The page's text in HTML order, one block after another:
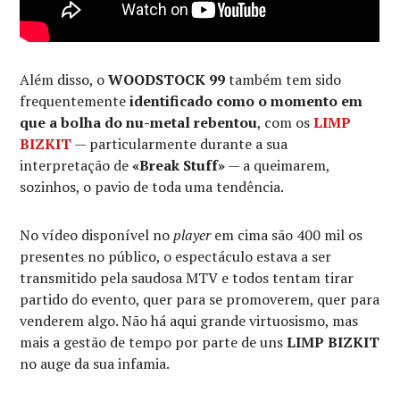
Além disso, oWOODSTOCK 99também tem sido
frequentementeidentificado como o momento em
que a bolha do nu-metal rebentou, com osLIMP
BIZKIT— particularmente durante a sua
interpretação de«Break Stuff»— a queimarem,
sozinhos, o pavio de toda uma tendência.
No vídeo disponível noplayerem cima são 400 mil os
presentes no público, o espectáculo estava a ser
transmitido pela saudosa MTV e todos tentam tirar
partido do evento, quer para se promoverem, quer para
venderem algo. Não há aqui grande virtuosismo, mas
mais a gestão de tempo por parte de unsLIMP BIZKIT
no auge da sua infamia.